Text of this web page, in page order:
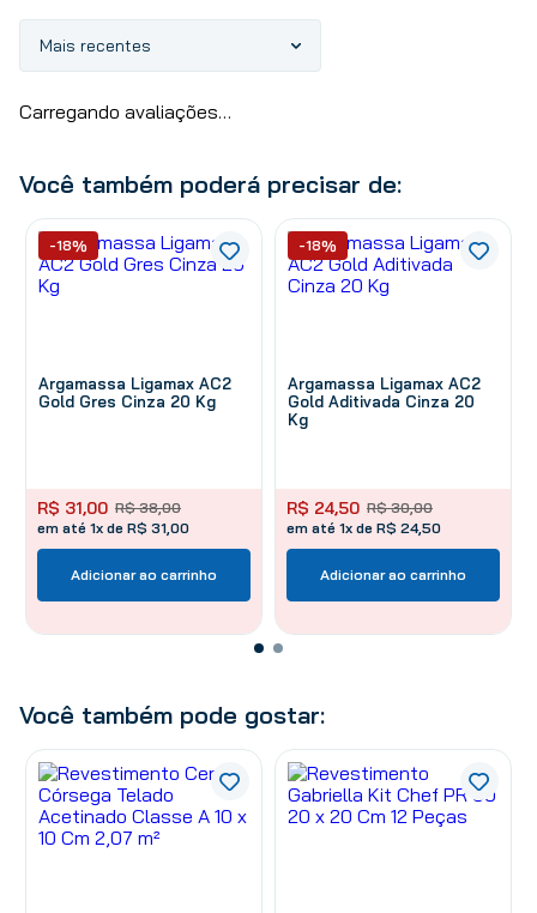
Mais recentes
Carregando avaliações…
Você também poderá precisar de:
Argamassa Ligamax AC2
Gold Gres Cinza 20 Kg
R$ 38,00
R$ 31,00
em até 1x de R$ 31,00
-18%
Adicionar ao carrinho
Argamassa Ligamax AC2
Gold Aditivada Cinza 20
Kg
R$ 30,00
R$ 24,50
em até 1x de R$ 24,50
-18%
Adicionar ao carrinho
Você também pode gostar: